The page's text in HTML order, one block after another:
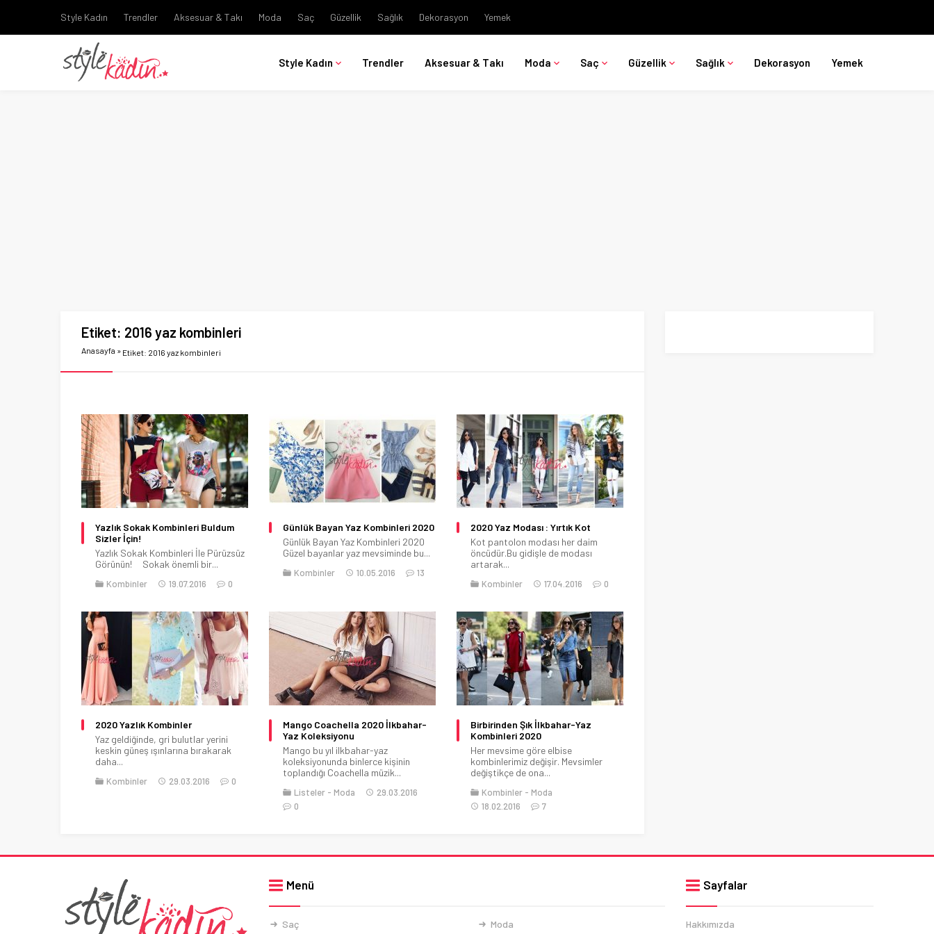
Style Kadın Trendler Aksesuar & Takı Moda Saç Güzellik Sağlık Dekorasyon Yemek
Style Kadın Trendler Aksesuar & Takı Moda Saç Güzellik Sağlık Dekorasyon Yemek
Etiket: 2016 yaz kombinleri
Anasayfa » Etiket: 2016 yaz kombinleri
Yazlık Sokak Kombinleri Buldum
Sizler İçin!
Yazlık Sokak Kombinleri İle Pürüzsüz
Görünün! Sokak önemli bir...
Kombinler 19.07.2016 0
Günlük Bayan Yaz Kombinleri 2020
Günlük Bayan Yaz Kombinleri 2020
Güzel bayanlar yaz mevsiminde bu...
Kombinler 10.05.2016 13
2020 Yaz Modası : Yırtık Kot
Kot pantolon modası her daim
öncüdür.Bu gidişle de modası
artarak...
Kombinler 17.04.2016 0
2020 Yazlık Kombinler
Yaz geldiğinde, gri bulutlar yerini
keskin güneş ışınlarına bırakarak
daha...
Kombinler 29.03.2016 0
Mango Coachella 2020 İlkbahar-
Yaz Koleksiyonu
Mango bu yıl ilkbahar-yaz
koleksiyonunda binlerce kişinin
toplandığı Coachella müzik...
Listeler Moda
29.03.2016
0
Birbirinden Şık İlkbahar-Yaz
Kombinleri 2020
Her mevsime göre elbise
kombinlerimiz değişir. Mevsimler
değiştikçe de ona...
Kombinler
Moda
18.02.2016
7
Menü
Saç Moda
Sayfalar
Hakkımızda